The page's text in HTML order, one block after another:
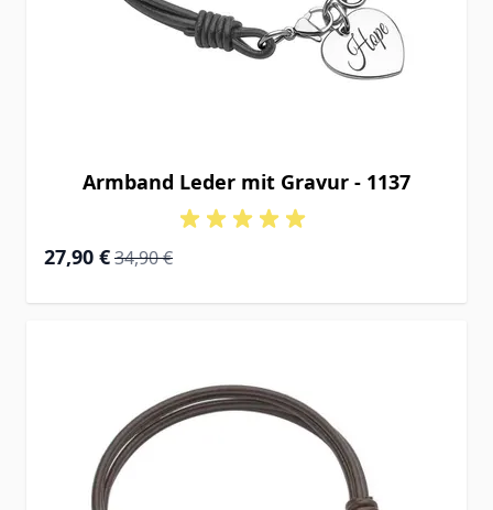
Armband Leder mit Gravur - 1137
Special Price
27,90 € Regular Price
34,90 €